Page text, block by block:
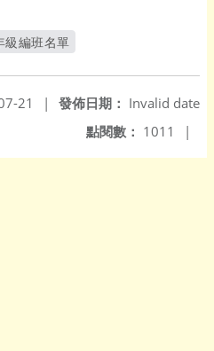
級編班名單
發佈日期： Invalid date
21
|
點閱數： 1011 |